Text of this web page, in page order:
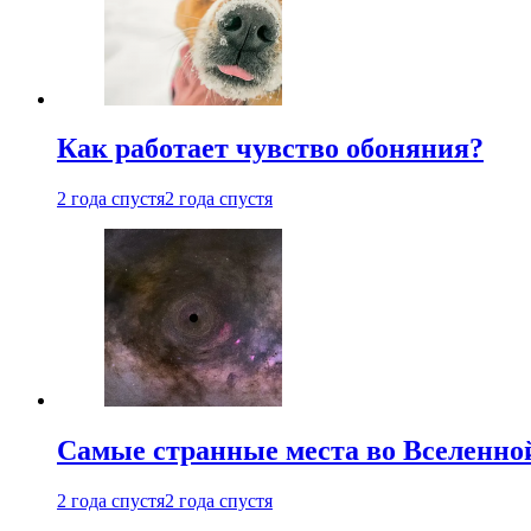
Как работает чувство обоняния?
2 года спустя2 года спустя
Самые странные места во
2 года спустя2 года спустя